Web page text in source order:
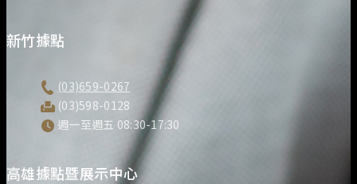
新竹據點
(03)659-0267
(03)598-0128
週一至週五 08:30-17:30
高雄據點暨展示中心